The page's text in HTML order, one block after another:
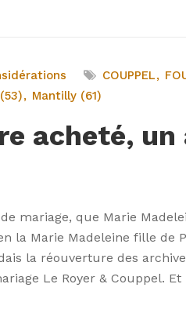
COUPPEL
Mantilly (61)
acheté,
mariage, que Marie
la Marie Madeleine fille de
la réouverture des
Le Royer & Couppel.